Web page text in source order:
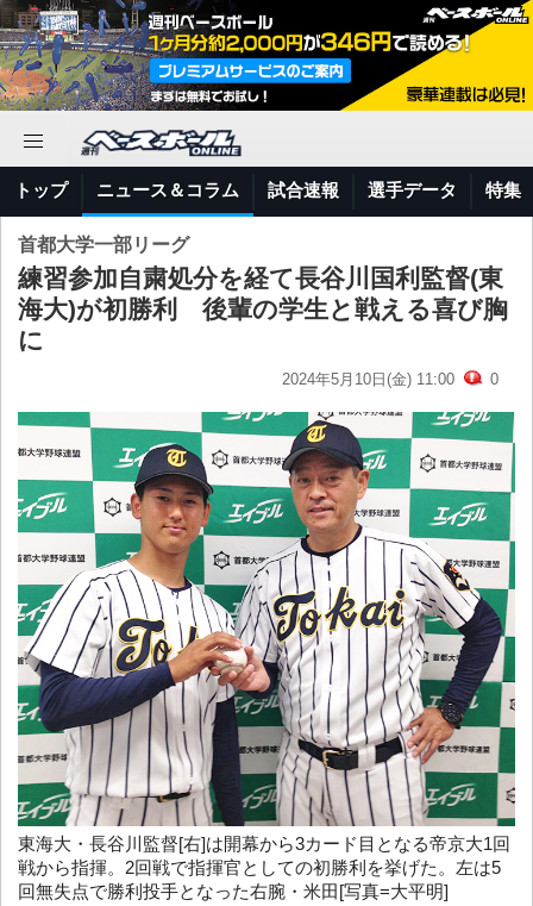
トップ ニュース＆コラム 試合速報 選手データ 特集
首都大学一部リーグ
練習参加自粛処分を経て長谷川国利監督(東
海大)が初勝利 後輩の学生と戦える喜び胸
に
2024年5月10日(金) 11:00 0
東海大・長谷川監督[右]は開幕から3カード目となる帝京大1回
戦から指揮。2回戦で指揮官としての初勝利を挙げた。左は5
回無失点で勝利投手となった右腕・米田[写真=大平明]